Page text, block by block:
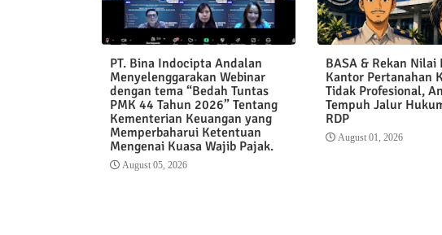
PT. Bina Indocipta Andalan
Menyelenggarakan Webinar
dengan tema “Bedah Tuntas
PMK 44 Tahun 2026” Tentang
Kementerian Keuangan yang
Memperbaharui Ketentuan
Mengenai Kuasa Wajib Pajak.
August 05, 2026
BASA & Rekan Nilai
Kantor Pertanahan
Tidak Profesional,
Tempuh Jalur
RDP
August 01, 2026